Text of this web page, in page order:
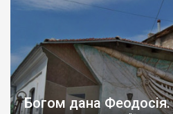
Богом дана